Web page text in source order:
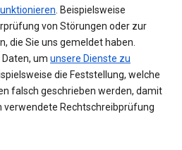
. Beispielsweise
von Störungen oder zur
die Sie uns gemeldet haben.
um unsere Dienste zu
die Feststellung, welche
falsch geschrieben werden, damit
verwendete Rechtschreibprüfung